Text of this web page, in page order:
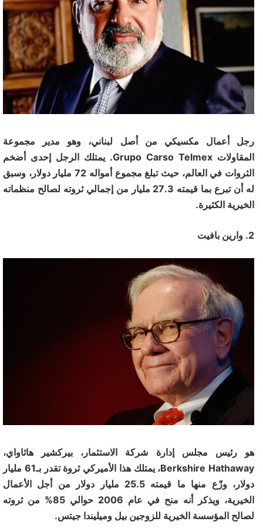
رجل أعمال مكسيكي من أصل لبناني، وهو مدير مجموعة
المقاولات Grupo Carso Telmex. يمتلك الرجل إحدى أضخم
الثروات في العالم، حيث تبلغ مجموع أمواله 72 مليار دولار، وسبق
له أن تبرع بما قيمته 27.3 مليار من إجمالي ثروته لصالح منظماته
الخيرية الكثيرة.
2. وارين بافيت
هو رئيس مجلس إدارة شركة الاستثمار، بيركشير هاثاواي،
Berkshire Hathaway، يمتلك هذا الأميركي ثروة تقدر بـ61 مليار
دولار، وزّع منها ما قيمته 25.5 مليار دولار من أجل الأعمال
الخيرية، ويذكر أنه منح في عام 2006 حوالي 85% من ثروته
لصالح المؤسسة الخيرية للزوجين بيل وميليندا جيتس.